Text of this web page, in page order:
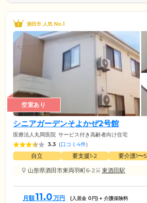
酒田市 人気 No.1
空室あり
シニアガーデンそよかぜ2号館
医療法人丸岡医院 サービス付き高齢者向け住宅
3.3 (口コミ4件)
自立 要支援1•2 要介護1〜5
山形県酒田市東両羽町6-2
東酒田駅
月額11.0 万円 (入居金 0円) + 介護保険料